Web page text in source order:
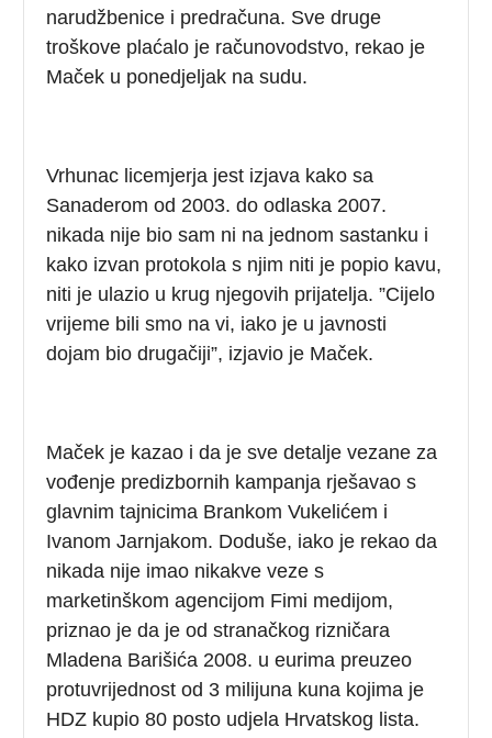
narudžbenice i predračuna. Sve druge
troškove plaćalo je računovodstvo, rekao je
Maček u ponedjeljak na sudu.
Vrhunac licemjerja jest izjava kako sa
Sanaderom od 2003. do odlaska 2007.
nikada nije bio sam ni na jednom sastanku i
kako izvan protokola s njim niti je popio kavu,
niti je ulazio u krug njegovih prijatelja. ”Cijelo
vrijeme bili smo na vi, iako je u javnosti
dojam bio drugačiji”, izjavio je Maček.
Maček je kazao i da je sve detalje vezane za
vođenje predizbornih kampanja rješavao s
glavnim tajnicima Brankom Vukelićem i
Ivanom Jarnjakom. Doduše, iako je rekao da
nikada nije imao nikakve veze s
marketinškom agencijom Fimi medijom,
priznao je da je od stranačkog rizničara
Mladena Barišića 2008. u eurima preuzeo
protuvrijednost od 3 milijuna kuna kojima je
HDZ kupio 80 posto udjela Hrvatskog lista.